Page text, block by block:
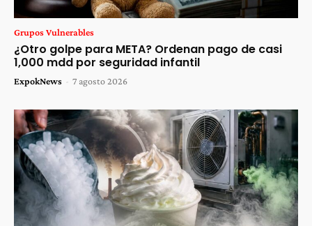
Grupos Vulnerables
¿Otro golpe para META? Ordenan pago de casi
1,000 mdd por seguridad infantil
ExpokNews - 7 agosto 2026